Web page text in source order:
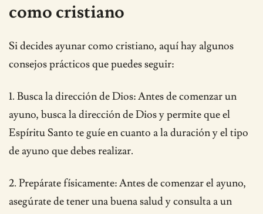
como cristiano
Si decides ayunar como cristiano, aquí hay algunos
consejos prácticos que puedes seguir:
1. Busca la dirección de Dios: Antes de comenzar un
ayuno, busca la dirección de Dios y permite que el
Espíritu Santo te guíe en cuanto a la duración y el tipo
de ayuno que debes realizar.
2. Prepárate físicamente: Antes de comenzar el ayuno,
asegúrate de tener una buena salud y consulta a un